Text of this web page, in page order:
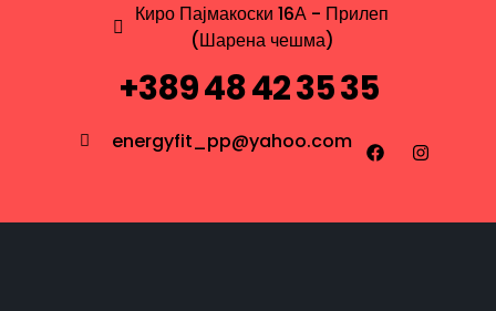
Киро Пајмакоски 16А - Прилеп
(Шарена чешма)
+389 48 42 35 35
energyfit_pp@yahoo.com